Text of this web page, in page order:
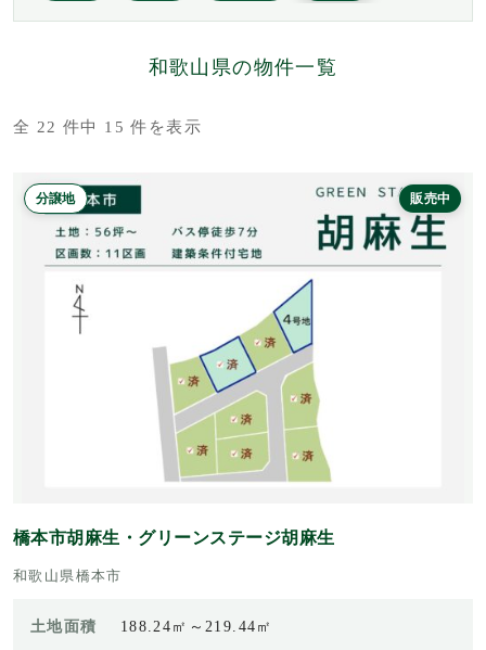
和歌山県の物件一覧
全 22 件中 15 件を表示
分譲地 販売中
橋本市胡麻生・グリーンステージ胡麻生
和歌山県橋本市
土地面積 188.24㎡～219.44㎡